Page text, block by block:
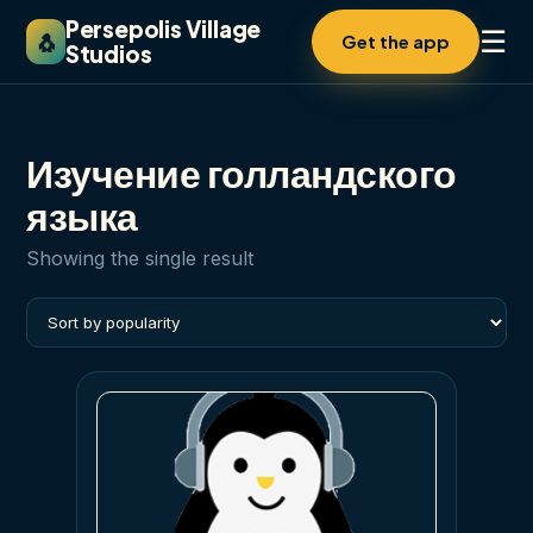
🐧 Persepolis Village
Studios
Get the app ☰
Изучение голландского
языка
Showing the single result